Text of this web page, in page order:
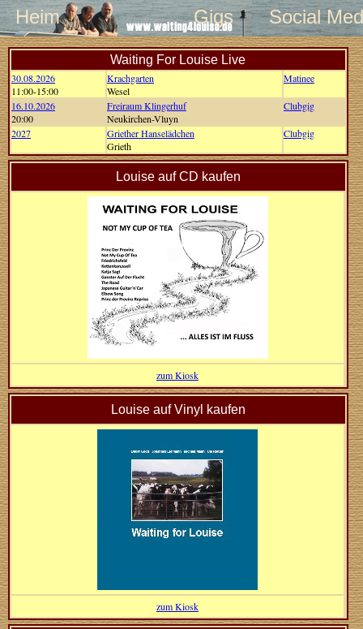
Heim Gigs Social
Waiting For Louise Live
30.08.2026
11:00-15:00
Krachgarten
Wesel
Matinee
16.10.2026
20:00
Freiraum Klingerhuf
Neukirchen-Vluyn
Clubgig
2027
Griether Hanselädchen
Grieth
Clubgig
Louise auf CD kaufen
zum Kiosk
Louise auf Vinyl kaufen
zum Kiosk